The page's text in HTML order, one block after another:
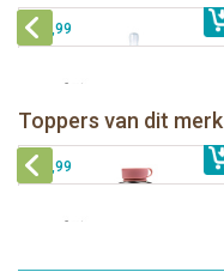
€ 9,99
Toppers van dit merk
€ 40,99Pura silicone tuit 2 stuks
€ 9,99